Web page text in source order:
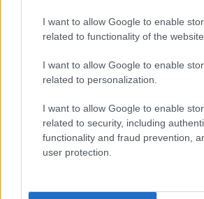
I want to allow Google to enable
related to functionality of the
I want to allow Google to enable
related to personalization.
I want to allow Google to enable
related to security, including
functionality and fraud prevention,
user protection.